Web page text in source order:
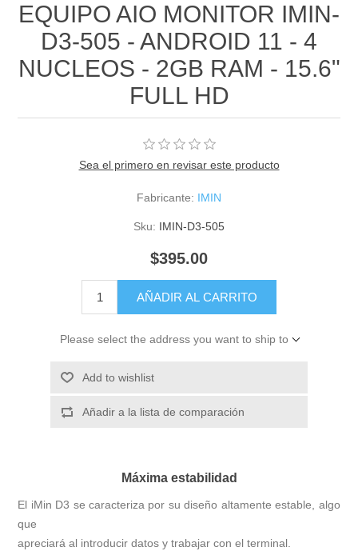
EQUIPO AIO MONITOR IMIN-
D3-505 - ANDROID 11 - 4
NUCLEOS - 2GB RAM - 15.6"
FULL HD
Sea el primero en revisar este producto
Fabricante: IMIN
Sku: IMIN-D3-505
$395.00
AÑADIR AL CARRITO
Please select the address you want to ship to
Add to wishlist
Añadir a la lista de comparación
Máxima estabilidad
El iMin D3 se caracteriza por su diseño altamente estable, algo
que
apreciará al introducir datos y trabajar con el terminal.